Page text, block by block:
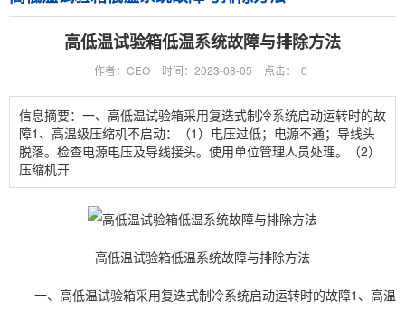
高低温试验箱低温系统故障与排除方法
作者：CEO 时间：2023-08-05 点击： 0
信息摘要：一、高低温试验箱采用复迭式制冷系统启动运转时的故
障1、高温级压缩机不启动：（1）电压过低；电源不通；导线头
脱落。检查电源电压及导线接头。使用单位管理人员处理。（2）
压缩机开
高低温试验箱低温系统故障与排除方法
一、高低温试验箱采用复迭式制冷系统启动运转时的故障1、高温